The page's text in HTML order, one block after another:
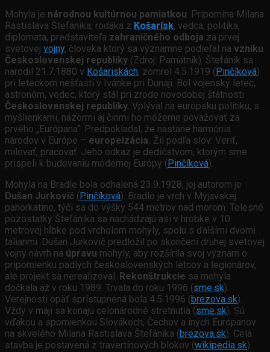
Mohyla je národnou kultúrnou pamiatkou. Pripomína Milana
Rastislava Štefánika, rodáka z Košarísk, vedca, politika,
diplomata, predstaviteľa zahraničného odboja za prvej
svetovej vojny, človeka ktorý sa významne podieľal na vzniku
Československej republiky (Zdroj: Pamätník). Štefánik sa
narodil 21.7.1880 v Košariskách, zomrel 4.5.1919 ( Pinčíková)
pri leteckom nešťastí v Ivánke pri Dunaji. Bol vojenský letec,
astronóm, vedec, ktorý stál pri zrode novodobej štátnosti
Československej republiky. Vplýval na európsku politiku, s
myšlienkami, názormi aj činmi ho môžeme považovať za
prvého „Európana“. Predpokladal, že nastane harmónia
národov v Európe – europeizácia. Žil podľa slov: Veriť,
milovať, pracovať. Jeho odkaz je dedičstvom, ktorým sme
prispeli k budovaniu modernej Európy ( Pinčíková).
Mohyla na Bradle bola odhalená 23.9.1928, jej autorom je
Dušan Jurkovič ( Pinčíková). Bradlo je vrch v Myjavskej
pahorkatine, týči sa do výšky 544 metrov nad morom. Telesné
pozostatky Štefánika sa nachádzajú asi v hrobke v 10
metrovej hĺbke pod vrcholom mohyly, spolu s ďalšími dvomi
talianmi. Dušan Jurkovič predložil po skončení druhej svetovej
vojny návrh na úpravu mohyly, aby rozšírila svoj význam o
pripomienku padlých československých letcov a legionárov,
ale projekt sa nerealizoval. Rekonštrukcie sa mohyla
dočkala až v roku 1989. Trvala do roku 1996 (sme.sk).
Verejnosti opäť sprístupnená bola 4.5.1996 (brezova.sk).
Vždy v máji sa konajú celonárodné stretnutia (sme.sk). Sú
vďakou a spomienkou Slovákoch, Čechov a iných Európanov
na skvelého Milana Rastislava Štefánika (brezova.sk). Celá
stavba je postavená z travertínových blokov (wikipedia.sk).